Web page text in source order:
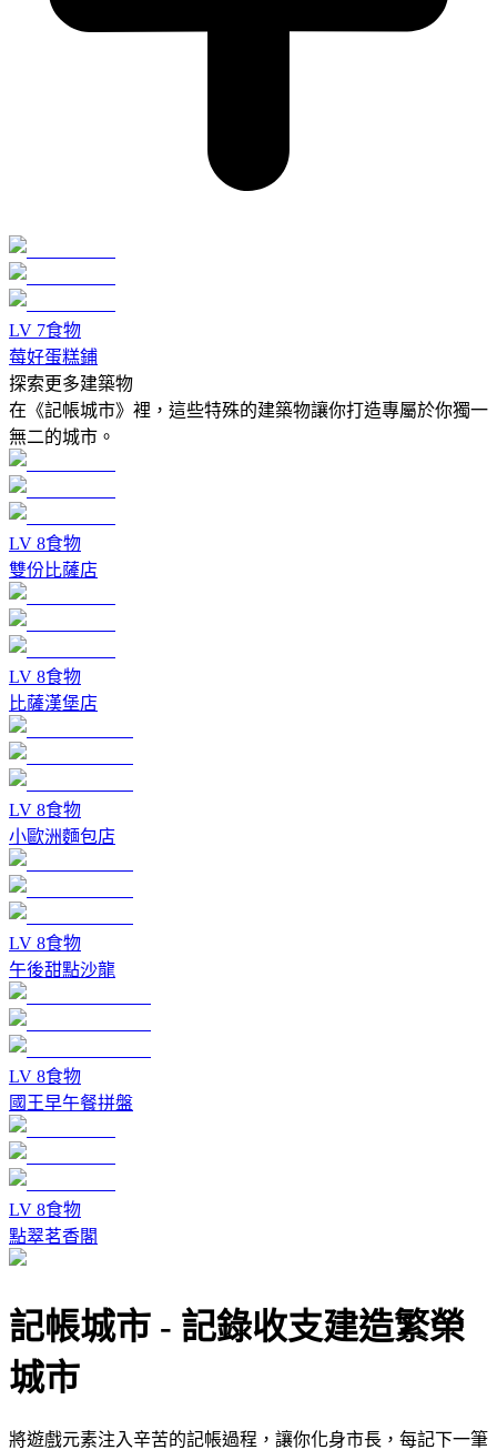
LV 7食物
莓好蛋糕鋪
探索更多建築物
在《記帳城市》裡，這些特殊的建築物讓你打造專屬於你獨一
無二的城市。
LV 8食物
雙份比薩店
LV 8食物
比薩漢堡店
LV 8食物
小歐洲麵包店
LV 8食物
午後甜點沙龍
LV 8食物
國王早午餐拼盤
LV 8食物
點翠茗香閣
記帳城市 - 記錄收支建造繁榮
城市
將遊戲元素注入辛苦的記帳過程，讓你化身市長，每記下一筆